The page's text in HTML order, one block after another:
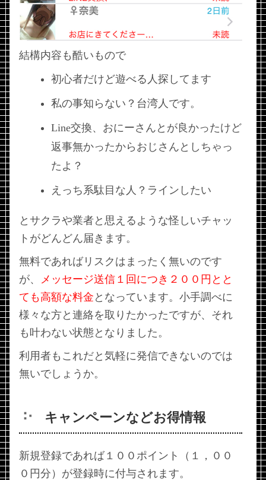
結構内容も酷いもので
初心者だけど遊べる人探してます
私の事知らない？台湾人です。
Line交換、おにーさんとが良かったけど
返事無かったからおじさんとしちゃっ
たよ？
えっち系駄目な人？ラインしたい
とサクラや業者と思えるような怪しいチャッ
トがどんどん届きます。
無料であればリスクはまったく無いのです
が、
メッセージ送信１回につき２００円とと
ても高額な料金 となっています。小手調べに
様々な方と連絡を取りたかったですが、それ
も叶わない状態となりました。
利用者もこれだと気軽に発信できないのでは
無いでしょうか。
キャンペーンなどお得情報
新規登録であれば１００ポイント（１，００
０円分）が登録時に付与されます。